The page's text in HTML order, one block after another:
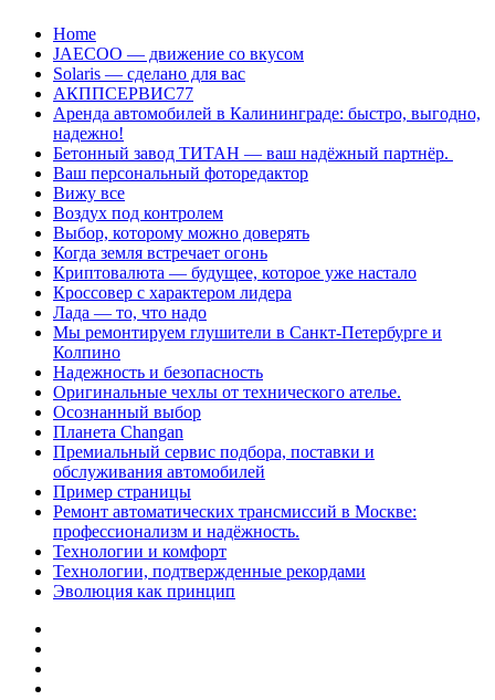
Перейти
содержанию
Home
JAECOO — движение со вкусом
Solaris — сделано для вас
АКППСЕРВИС77
Аренда автомобилей в Калининграде: быстро, выгодно,
надежно!
Бетонный завод ТИТАН — ваш надёжный партнёр.
Ваш персональный фоторедактор
Вижу все
Воздух под контролем
Выбор, которому можно доверять
Когда земля встречает огонь
Криптовалюта — будущее, которое уже настало
Кроссовер с характером лидера
Лада — то, что надо
Мы ремонтируем глушители в Санкт-Петербурге и
Колпино
Надежность и безопасность
Оригинальные чехлы от технического ателье.
Осознанный выбор
Планета Changan
Премиальный сервис подбора, поставки и
обслуживания автомобилей
Пример страницы
Ремонт автоматических трансмиссий в Москве:
профессионализм и надёжность.
Технологии и комфорт
Технологии, подтвержденные рекордами
Эволюция как принцип